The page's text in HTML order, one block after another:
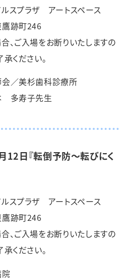
スプラザ アートスペース
跡町246
、ご入場をお断りいたしますの
ください。
／美杉歯科診療所
多寿子先生
12日『転倒予防～転びにく
スプラザ アートスペース
跡町246
、ご入場をお断りいたしますの
ください。
院